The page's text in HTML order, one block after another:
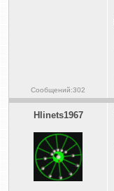
Сообщений:302
Hlinets1967